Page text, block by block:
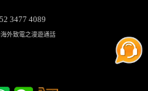
3477 4089
外致電之漫遊通話